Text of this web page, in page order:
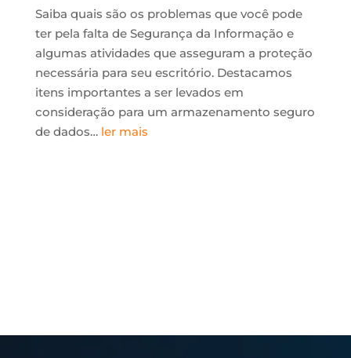
Saiba quais são os problemas que você pode
ter pela falta de Segurança da Informação e
algumas atividades que asseguram a proteção
necessária para seu escritório. Destacamos
itens importantes a ser levados em
consideração para um armazenamento seguro
de dados… ler mais